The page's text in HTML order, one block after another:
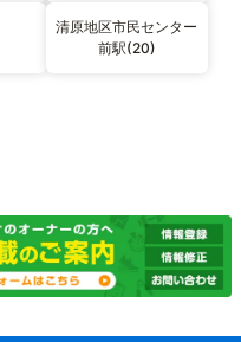
清原地区市民センター
前駅(20)